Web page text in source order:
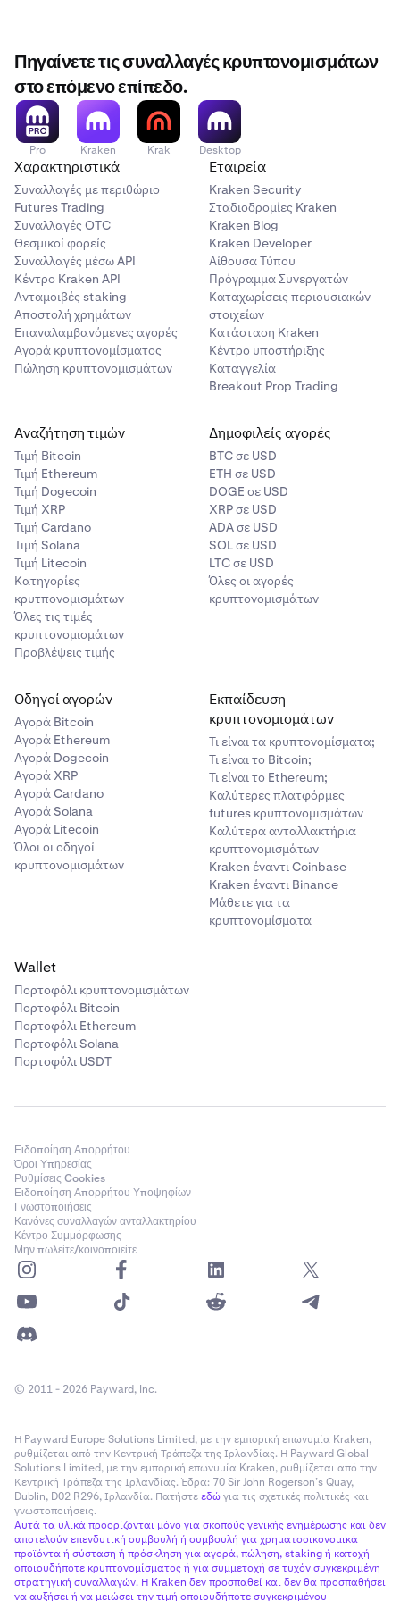
•
Αποκτάτε μεγαλύτερη έκθεση στη μετοχή. Το
tokenized υπόλοιπό σας αυξάνεται για να
αντικατοπτρίζει το μέρισμα, ακριβώς όπως αν το
επανεπενδύσατε αυτόματα.
Πηγαίνετε τις συναλλαγές κρυπτονομισμάτων
στο επόμενο επίπεδο.
Pro Kraken Krak Desktop
Χαρακτηριστικά
Συναλλαγές με περιθώριο
Futures Trading
Συναλλαγές OTC
Θεσμικοί φορείς
Συναλλαγές μέσω API
Κέντρο Kraken API
Ανταμοιβές staking
Αποστολή χρημάτων
Επαναλαμβανόμενες αγορές
Αγορά κρυπτονομίσματος
Πώληση κρυπτονομισμάτων
Εταιρεία
Kraken Security
Σταδιοδρομίες Kraken
Kraken Blog
Kraken Developer
Αίθουσα Τύπου
Πρόγραμμα Συνεργατών
Καταχωρίσεις περιουσιακών
στοιχείων
Κατάσταση Kraken
Κέντρο υποστήριξης
Καταγγελία
Breakout Prop Trading
Αναζήτηση τιμών
Τιμή Βitcoin
Τιμή Ethereum
Τιμή Dogecoin
Τιμή XRP
Τιμή Cardano
Τιμή Solana
Τιμή Litecoin
Κατηγορίες
κρυτπονομισμάτων
Όλες τις τιμές
κρυπτονομισμάτων
Προβλέψεις τιμής
Δημοφιλείς αγορές
BTC σε USD
ETH σε USD
DOGE σε USD
XRP σε USD
ADA σε USD
SOL σε USD
LTC σε USD
Όλες οι αγορές
κρυπτονομισμάτων
Οδηγοί αγορών
Αγορά Bitcoin
Αγορά Ethereum
Αγορά Dogecoin
Αγορά XRP
Αγορά Cardano
Αγορά Solana
Αγορά Litecoin
Όλοι οι οδηγοί
κρυπτονομισμάτων
Εκπαίδευση
κρυπτονομισμάτων
Τι είναι τα κρυπτονομίσματα;
Τι είναι το Bitcoin;
Τι είναι το Ethereum;
Καλύτερες πλατφόρμες
futures κρυπτονομισμάτων
Καλύτερα ανταλλακτήρια
κρυπτονομισμάτων
Kraken έναντι Coinbase
Kraken έναντι Binance
Μάθετε για τα
κρυπτονομίσματα
Wallet
Πορτοφόλι κρυπτονομισμάτων
Πορτοφόλι Bitcoin
Πορτοφόλι Ethereum
Πορτοφόλι Solana
Πορτοφόλι USDT
Ειδοποίηση Απορρήτου
Όροι Υπηρεσίας
Ρυθμίσεις Cookies
Ειδοποίηση Απορρήτου Υποψηφίων
Γνωστοποιήσεις
Κανόνες συναλλαγών ανταλλακτηρίου
Κέντρο Συμμόρφωσης
Μην πωλείτε/κοινοποιείτε
© 2011 - 2026 Payward, Inc.
Η Payward Europe Solutions Limited, με την εμπορική επωνυμία Kraken,
ρυθμίζεται από την Κεντρική Τράπεζα της Ιρλανδίας. Η Payward Global
Solutions Limited, με την εμπορική επωνυμία Kraken, ρυθμίζεται από την
Κεντρική Τράπεζα της Ιρλανδίας. Έδρα: 70 Sir John Rogerson’s Quay,
Dublin, D02 R296, Ιρλανδία. Πατήστεεδώγια τις σχετικές πολιτικές και
γνωστοποιήσεις.
Αυτά τα υλικά προορίζονται μόνο για σκοπούς γενικής ενημέρωσης και δεν
αποτελούν επενδυτική συμβουλή ή συμβουλή για χρηματοοικονομικά
προϊόντα ή σύσταση ή πρόσκληση για αγορά, πώληση, staking ή κατοχή
οποιουδήποτε κρυπτονομίσματος ή για συμμετοχή σε τυχόν συγκεκριμένη
στρατηγική συναλλαγών. Η Kraken δεν προσπαθεί και δεν θα προσπαθήσει
να αυξήσει ή να μειώσει την τιμή οποιουδήποτε συγκεκριμένου